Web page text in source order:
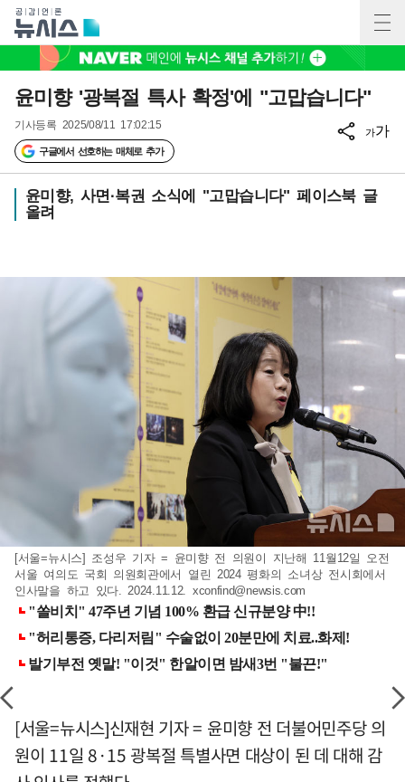
윤미향 '광복절 특사 확정'에 "고맙습니다"
기사등록 2025/08/11 17:02:15
구글에서 선호하는 매체로 추가
가가
윤미향, 사면·복권 소식에 "고맙습니다" 페이스북 글
올려
[서울=뉴시스] 조성우 기자 = 윤미향 전 의원이 지난해 11월12일 오전
서울 여의도 국회 의원회관에서 열린 2024 평화의 소녀상 전시회에서
인사말을 하고 있다. 2024.11.12. xconfind@newsis.com
[서울=뉴시스]신재현 기자 = 윤미향 전 더불어민주당 의
원이 11일 8·15 광복절 특별사면 대상이 된 데 대해 감